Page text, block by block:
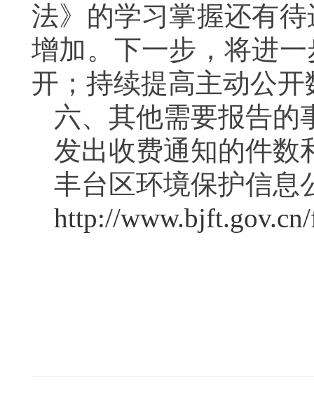
法》的学习掌握还有
增加。下一步，将进
开；持续提高主动公
六、其他需要报告的
发出收费通知的件数
丰台区环境保护信息
http://